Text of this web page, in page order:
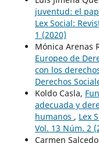
juventud: el
Lex Social:
1 (2020)
Mónica Arenas
Europeo de
con los
Derechos
Koldo Casla,
adecuada y
humanos , Lex
Vol. 13 Núm. 2
Carmen